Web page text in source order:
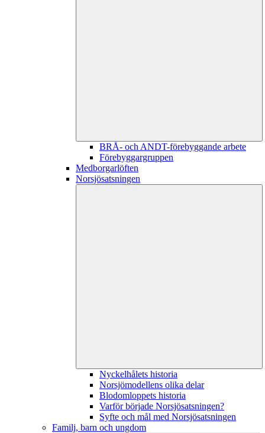
BRÅ- och ANDT-förebyggande arbete
Förebyggargruppen
Medborgarlöften
Norsjösatsningen
Nyckelhålets historia
Norsjömodellens olika delar
Blodomloppets historia
Varför började Norsjösatsningen?
Syfte och mål med Norsjösatsningen
Familj, barn och ungdom